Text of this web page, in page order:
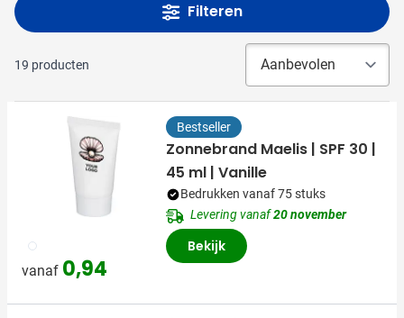
Filteren
19 producten
002
vanaf 0,94
Bestseller
Zonnebrand Maelis | SPF 30 |
45 ml | Vanille
Bedrukken vanaf 75 stuks
Levering vanaf20 november
Bekijk